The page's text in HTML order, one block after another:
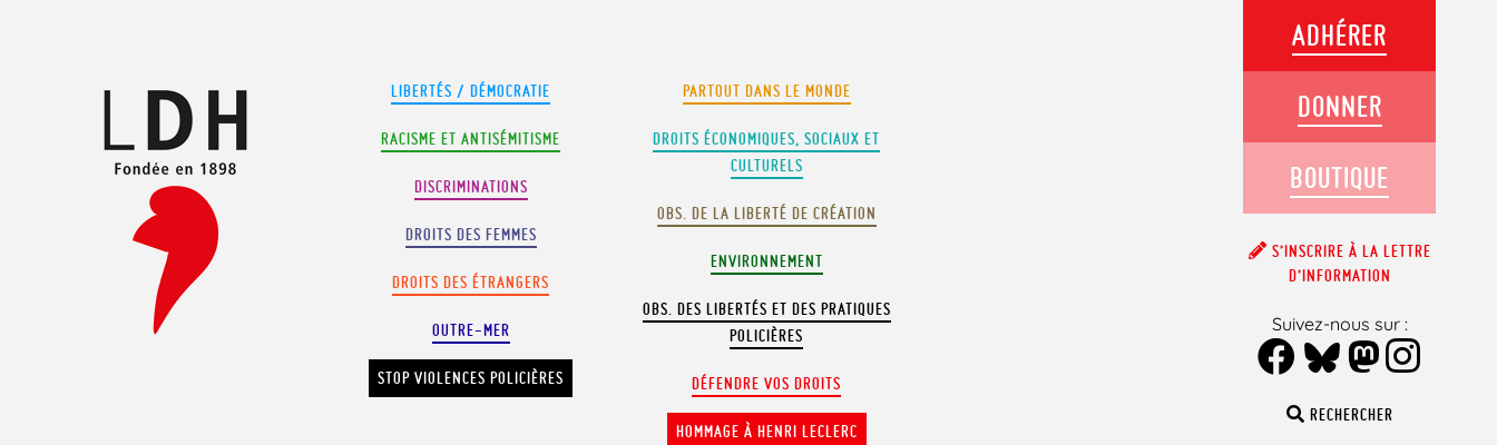
LIBERTÉS / DÉMOCRATIE
RACISME ET ANTISÉMITISME
DISCRIMINATIONS
DROITS DES FEMMES
DROITS DES ÉTRANGERS
OUTRE-MER
STOP VIOLENCES POLICIÈRES
PARTOUT DANS LE MONDE
DROITS ÉCONOMIQUES, SOCIAUX ET
CULTURELS
OBS. DE LA LIBERTÉ DE CRÉATION
ENVIRONNEMENT
OBS. DES LIBERTÉS ET DES PRATIQUES
POLICIÈRES
DÉFENDRE VOS DROITS
HOMMAGE À HENRI LECLERC
RECHERCHER
ADHÉRER
DONNER
BOUTIQUE
S’INSCRIRE À LA LETTRE
D’INFORMATION
Suivez-nous sur :